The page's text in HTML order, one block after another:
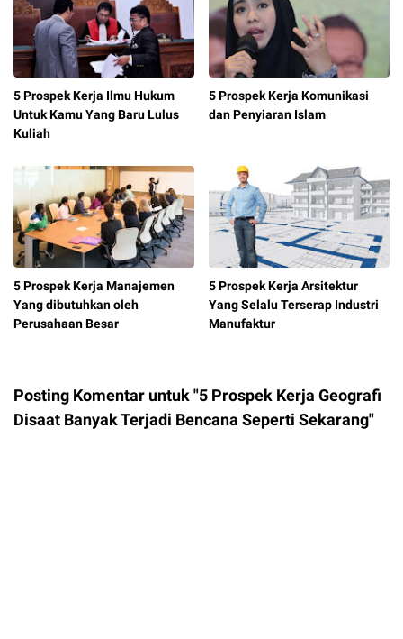
5 Prospek Kerja Ilmu Hukum
Untuk Kamu Yang Baru Lulus
Kuliah
5 Prospek Kerja Komunikasi
dan Penyiaran Islam
5 Prospek Kerja Manajemen
Yang dibutuhkan oleh
Perusahaan Besar
5 Prospek Kerja Arsitektur
Yang Selalu Terserap Industri
Manufaktur
Posting Komentar untuk "5 Prospek Kerja Geografi
Disaat Banyak Terjadi Bencana Seperti Sekarang"